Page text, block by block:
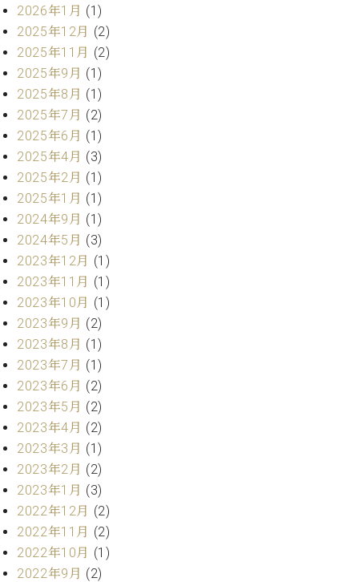
ホ
フ
マ
ン
ト
ラ
デ
ィ
シ
ョ
ン
W.
ホ
フ
マ
ン
ヴ
ィ
ジ
ョ
ン
C.BECHSTEIN
Digital(ベ
ヒ
シ
ュ
タ
イ
ン
デ
営
業
セ
ン
タ
ー
ス
タ
ッ
フ
ご
拶
技
術
者
紹
介
展示
情報
【ユ
ーロ
ピア
ノ特
選中
古】
イ
ベ
ン
ト
情
2026年1月 (1)
2025年12月 (2)
2025年11月 (2)
2025年9月 (1)
2025年8月 (1)
2025年7月 (2)
2025年6月 (1)
2025年4月 (3)
2025年2月 (1)
2025年1月 (1)
2024年9月 (1)
2024年5月 (3)
2023年12月 (1)
2023年11月 (1)
2023年10月 (1)
2023年9月 (2)
2023年8月 (1)
2023年7月 (1)
2023年6月 (2)
2023年5月 (2)
2023年4月 (2)
2023年3月 (1)
2023年2月 (2)
2023年1月 (3)
2022年12月 (2)
2022年11月 (2)
2022年10月 (1)
2022年9月 (2)